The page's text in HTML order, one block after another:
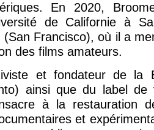
En 2020,
de Californie à
(San Francisco), où il a
des films amateurs.
et fondateur de la
ainsi que du label de
à la restauration
et